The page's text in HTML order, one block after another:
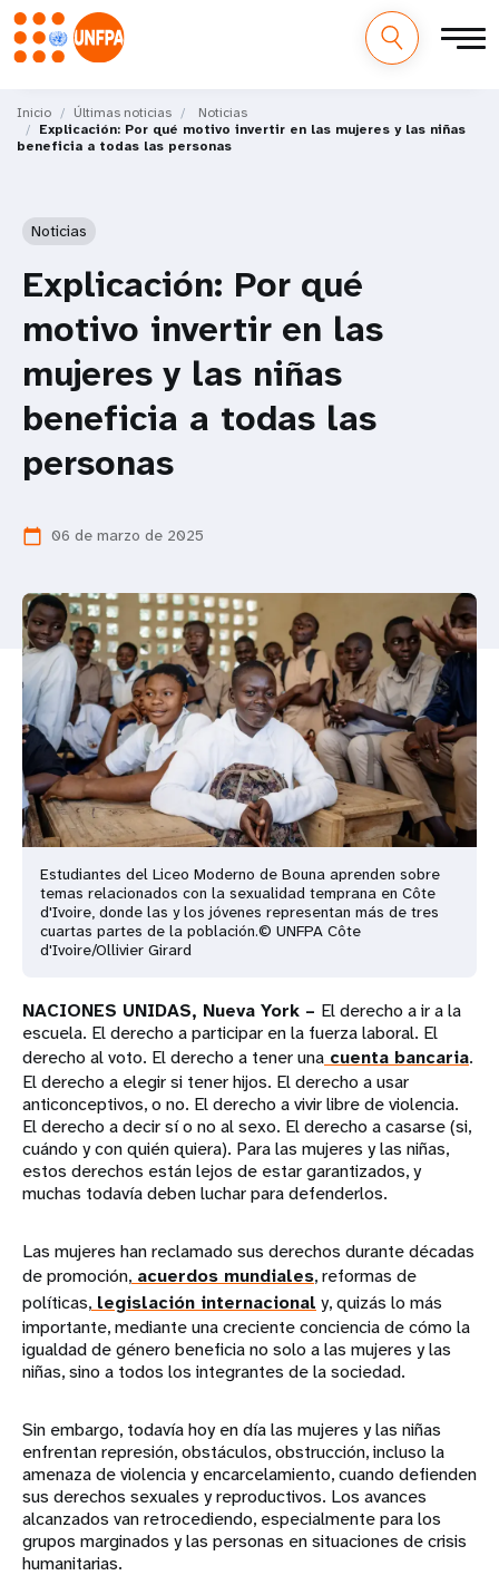
contenido
principal
M
a
Inicio Últimas noticias
Noticias
Explicación: Por qué motivo invertir en las mujeres y las niñas
beneficia a todas las personas
Noticias
Explicación: Por qué
motivo invertir en las
mujeres y las niñas
beneficia a todas las
personas
calendar_today 06 de marzo de 2025
Estudiantes del Liceo Moderno de Bouna aprenden sobre
temas relacionados con la sexualidad temprana en Côte
d'Ivoire, donde las y los jóvenes representan más de tres
cuartas partes de la población.© UNFPA Côte
d'Ivoire/Ollivier Girard
NACIONES UNIDAS, Nueva York – El derecho a ir a la
escuela. El derecho a participar en la fuerza laboral. El
derecho al voto. El derecho a tener una cuenta bancaria.
El derecho a elegir si tener hijos. El derecho a usar
anticonceptivos, o no. El derecho a vivir libre de violencia.
El derecho a decir sí o no al sexo. El derecho a casarse (si,
cuándo y con quién quiera). Para las mujeres y las niñas,
estos derechos están lejos de estar garantizados, y
muchas todavía deben luchar para defenderlos.
Las mujeres han reclamado sus derechos durante décadas
de promoción, acuerdos mundiales, reformas de
políticas, legislación internacional y, quizás lo más
importante, mediante una creciente conciencia de cómo la
igualdad de género beneficia no solo a las mujeres y las
niñas, sino a todos los integrantes de la sociedad.
Sin embargo, todavía hoy en día las mujeres y las niñas
enfrentan represión, obstáculos, obstrucción, incluso la
amenaza de violencia y encarcelamiento, cuando defienden
sus derechos sexuales y reproductivos. Los avances
alcanzados van retrocediendo, especialmente para los
grupos marginados y las personas en situaciones de crisis
humanitarias.